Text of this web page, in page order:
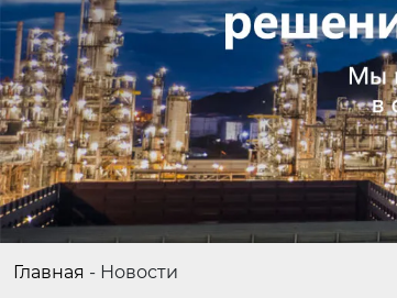
Главная - Новости